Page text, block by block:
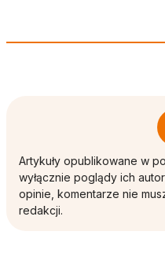
Artykuły opublikowane w
wyłącznie poglądy ich
opinie, komentarze nie
redakcji.